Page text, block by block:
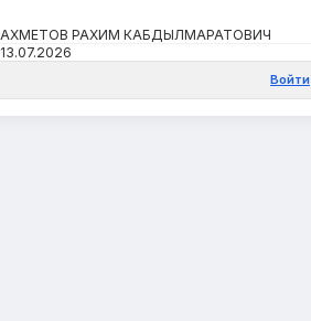
АХМЕТОВ РАХИМ КАБДЫЛМАРАТОВИЧ
13.07.2026
Войти